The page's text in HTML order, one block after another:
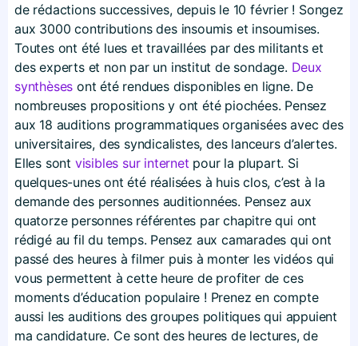
de rédactions successives, depuis le 10 février ! Songez
aux 3000 contributions des insoumis et insoumises.
Toutes ont été lues et travaillées par des militants et
des experts et non par un institut de sondage. Deux
synthèses ont été rendues disponibles en ligne. De
nombreuses propositions y ont été piochées. Pensez
aux 18 auditions programmatiques organisées avec des
universitaires, des syndicalistes, des lanceurs d’alertes.
Elles sont visibles sur internet pour la plupart. Si
quelques-unes ont été réalisées à huis clos, c’est à la
demande des personnes auditionnées. Pensez aux
quatorze personnes référentes par chapitre qui ont
rédigé au fil du temps. Pensez aux camarades qui ont
passé des heures à filmer puis à monter les vidéos qui
vous permettent à cette heure de profiter de ces
moments d’éducation populaire ! Prenez en compte
aussi les auditions des groupes politiques qui appuient
ma candidature. Ce sont des heures de lectures, de